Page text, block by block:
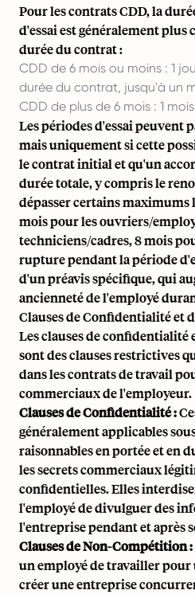
Pour les contrats CDD, la
d'essai est généralement plus
durée du contrat :
CDD de 6 mois ou moins : 1
durée du contrat, jusqu'à un
CDD de plus de 6 mois : 1
Les périodes d'essai peuvent
mais uniquement si cette
le contrat initial et qu'un
durée totale, y compris le
dépasser certains maximums
mois pour les ouvriers/
techniciens/cadres, 8 mois
rupture pendant la période
d'un préavis spécifique, qui
ancienneté de l'employé
Clauses de Confidentialité et
Les clauses de confidentialité
sont des clauses restrictives
dans les contrats de travail
commerciaux de l'employeur.
Clauses de Confidentialité :
généralement applicables
raisonnables en portée et en
les secrets commerciaux
confidentielles. Elles
l'employé de divulguer des
l'entreprise pendant et après
Clauses de Non-Compétition :
un employé de travailler
créer une entreprise